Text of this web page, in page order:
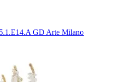
GD Arte Milano